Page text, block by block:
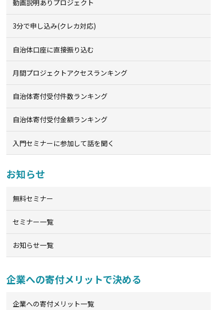
動画説明ありプロジェクト
3分で申し込み(クレカ対応)
自治体口座に直接振り込む
月間プロジェクトアクセスランキング
自治体寄付受付件数ランキング
自治体寄付受付金額ランキング
入門セミナーに参加して話を聞く
お知らせ
無料セミナー
セミナー一覧
お知らせ一覧
企業への寄付メリットで決める
企業への寄付メリット一覧